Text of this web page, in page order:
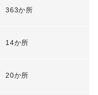
363か所
14か所
20か所